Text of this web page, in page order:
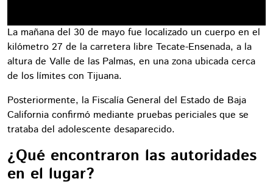
La mañana del 30 de mayo fue localizado un cuerpo en el
kilómetro 27 de la carretera libre Tecate-Ensenada, a la
altura de Valle de las Palmas, en una zona ubicada cerca
de los límites con Tijuana.
Posteriormente, la Fiscalía General del Estado de Baja
California confirmó mediante pruebas periciales que se
trataba del adolescente desaparecido.
¿Qué encontraron las autoridades
en el lugar?